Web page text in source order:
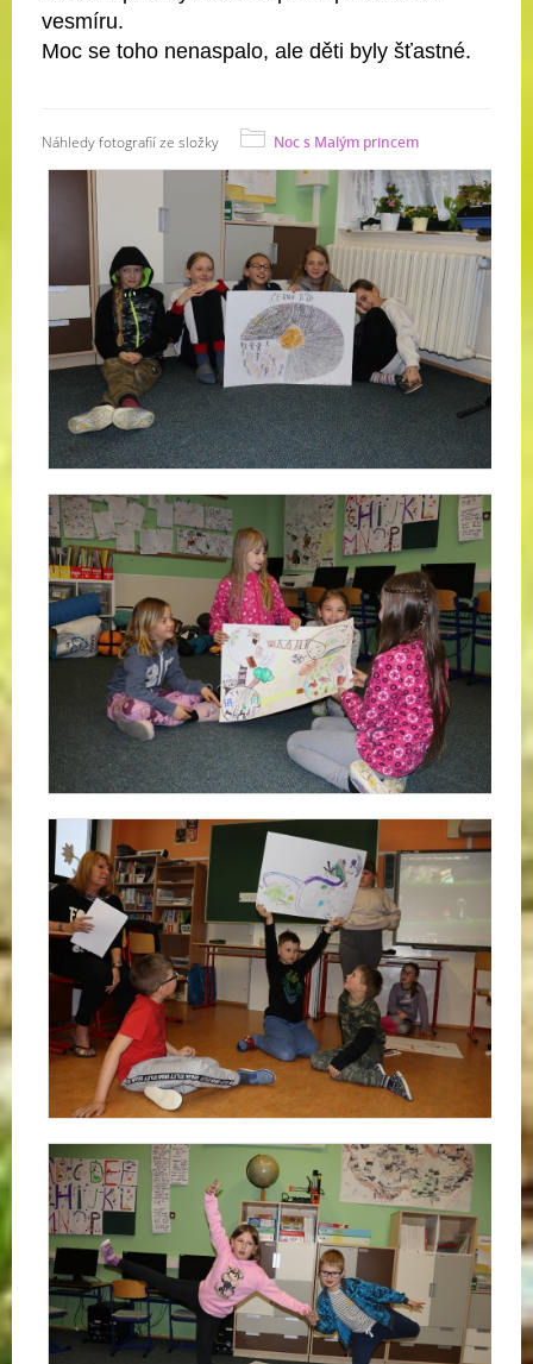
vesmíru.
Moc se toho nenaspalo, ale děti byly šťastné.
Náhledy fotografií ze složky Noc s Malým princem